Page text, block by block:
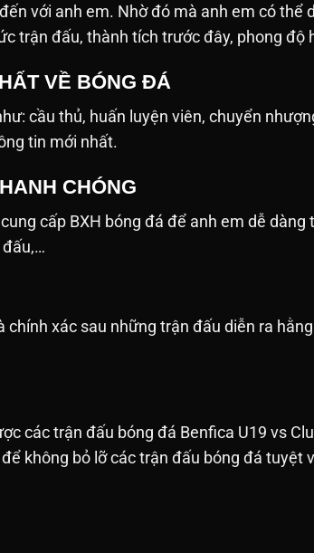
với anh em. Nhờ đó mà anh em có thể
trận đấu, thành tích trước đây, phong
VỀ BÓNG ĐÁ
cầu thủ, huấn luyện viên, chuyển
tin mới nhất.
CHÓNG
cấp BXH bóng đá để anh em dễ
đấu,…
xác sau những trận đấu diễn ra
các trận đấu bóng đá Benfica U19 vs
không bỏ lỡ các trận đấu bóng đá tuyệt